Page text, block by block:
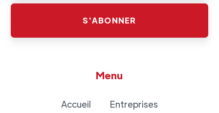
Menu
Accueil
Entreprises